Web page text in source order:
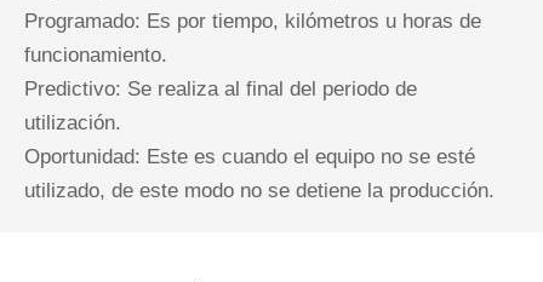
Programado: Es por tiempo, kilómetros u horas de
funcionamiento.
Predictivo: Se realiza al final del periodo de
utilización.
Oportunidad: Este es cuando el equipo no se esté
utilizado, de este modo no se detiene la producción.